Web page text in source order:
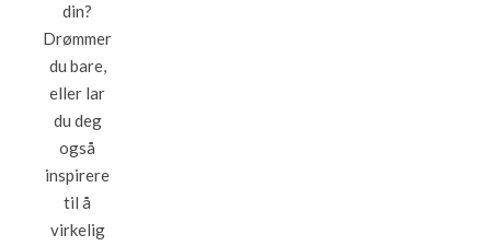
din?
Drømmer
du bare,
eller lar
du deg
også
inspirere
til å
virkelig